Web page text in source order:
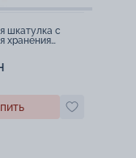
шкатулка с
хранения